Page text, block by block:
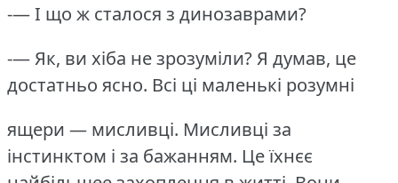
-— І що ж сталося з динозаврами?
-— Як, ви хіба не зрозуміли?Я думав, це
достатньо ясно. Всі ці маленькі розумні
ящери — мисливці. Мисливці за
інстинктом і за бажанням. Це їхнєє